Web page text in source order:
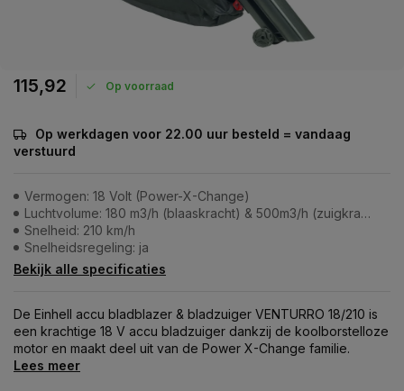
115,92 Op voorraad
Op werkdagen voor 22.00 uur besteld = vandaag
verstuurd
Vermogen: 18 Volt (Power-X-Change)
Luchtvolume: 180 m3/h (blaaskracht) & 500m3/h (zuigkracht)
Snelheid: 210 km/h
Snelheidsregeling: ja
Bekijk alle specificaties
De Einhell accu bladblazer & bladzuiger VENTURRO 18/210 is
een krachtige 18 V accu bladzuiger dankzij de koolborstelloze
motor en maakt deel uit van de Power X-Change familie.
Lees meer